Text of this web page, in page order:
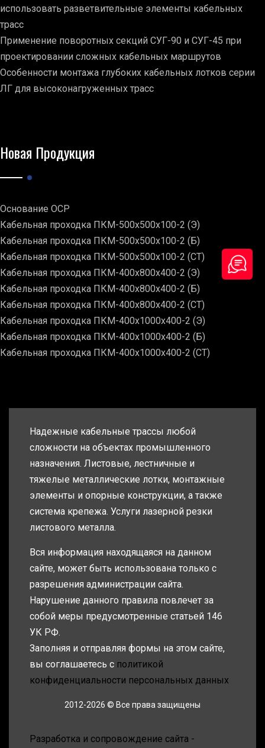
использовать разветвительные элементы кабельных
трасс
Применение поворотных секций СУГ-90 и СУГ-45 при
проектировании сложных кабельных маршрутов
Особенности монтажа глубоких кабельных лотков серии
ЛГ для высоконагруженных трасс
Новая Продукция
Основание ОСР
Кабельная проходка ПКМ-500х500х100-2 (Э)
Кабельная проходка ПКМ-500х500х100-2 (Б)
Кабельная проходка ПКМ-500х500х100-2 (СТ)
Кабельная проходка ПКМ-400х800х400-2 (Э)
Кабельная проходка ПКМ-400х800х400-2 (Б)
Кабельная проходка ПКМ-400х800х400-2 (СТ)
Кабельная проходка ПКМ-400х1000х400-2 (Э)
Кабельная проходка ПКМ-400х1000х400-2 (Б)
Кабельная проходка ПКМ-400х1000х400-2 (СТ)
Надежные кабельные трассы любой
сложности на объектах промышленного
назначения. Листовые, лестничные и
тяжелые металлические лотки, монтажные
элементы и опорные конструкции, а также
система крепежа. Услуги лазерной резки
листового металла.
Вся информация находящаяся на данном
сайте, может быть использована только с
разрешения администрации сайта.
Нарушение данного правила повлечет за
собой меры предусмотренные статьей 146
УК РФ.
Заполняя и отправляя формы на этом сайте,
вы соглашаетесь с политикой
конфиденциальности персональных данных
2012-2026 © Все права защищены
Разработка и сопровождение сайта -